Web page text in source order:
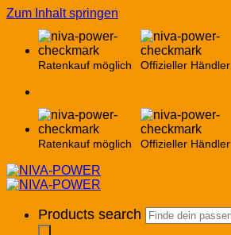
Zum Inhalt springen
Ratenkauf möglich Offizieller Händler
Ratenkauf möglich Offizieller Händler
Products search